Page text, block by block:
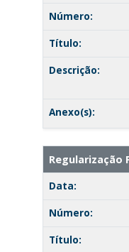
Número:
Título:
Descrição:
Anexo(s):
Regularização
Data:
Número:
Título: